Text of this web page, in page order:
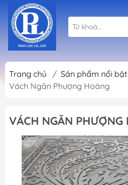
Trang chủ / Sản phẩm nổi bật
Vách Ngăn Phượng Hoàng
VÁCH NGĂN PHƯỢNG